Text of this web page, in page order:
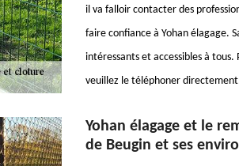
il va falloir contacter des
faire confiance à Yohan élagage.
intéressants et accessibles à
veuillez le téléphoner
Yohan élagage et le
de Beugin et ses